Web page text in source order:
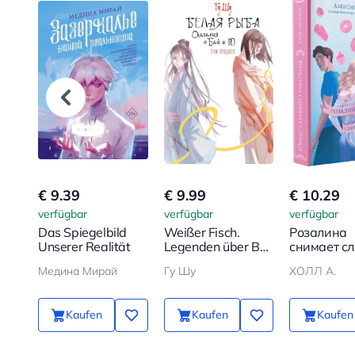
€ 9.39
verfügbar
Das Spiegelbild
Unserer Realität
Медина Мирай
Kaufen
€ 9.99
verfügbar
Weißer Fisch.
Legenden über Bai
der Vergangenheit
Гу Шу
Kaufen
€ 10.29
verfügbar
Розалина
снимает
ХОЛЛ А.
Kaufen